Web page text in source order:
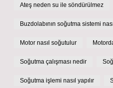
Ateş neden su ile söndürülmez
Buzdolabının soğutma sistemi
Motor nasıl soğutulur
Soğutma çalışması nedir
Soğutma işlemi nasıl yapılır